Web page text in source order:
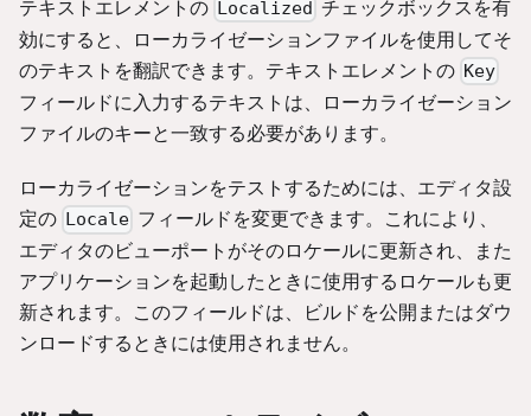
テキストエレメントの Localized チェックボックスを有
効にすると、ローカライゼーションファイルを使用してそ
のテキストを翻訳できます。テキストエレメントの Key
フィールドに入力するテキストは、ローカライゼーション
ファイルのキーと一致する必要があります。
ローカライゼーションをテストするためには、エディタ設
定の Locale フィールドを変更できます。これにより、
エディタのビューポートがそのロケールに更新され、また
アプリケーションを起動したときに使用するロケールも更
新されます。このフィールドは、ビルドを公開またはダウ
ンロードするときには使用されません。